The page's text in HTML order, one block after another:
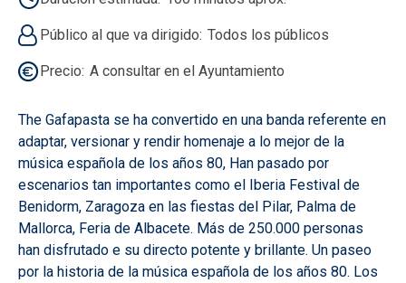
Público al que va dirigido Todos los públicos
Precio A consultar en el Ayuntamiento
The Gafapasta se ha convertido en una banda referente en
adaptar, versionar y rendir homenaje a lo mejor de la
música española de los años 80, Han pasado por
escenarios tan importantes como el Iberia Festival de
Benidorm, Zaragoza en las fiestas del Pilar, Palma de
Mallorca, Feria de Albacete. Más de 250.000 personas
han disfrutado e su directo potente y brillante. Un paseo
por la historia de la música española de los años 80. Los